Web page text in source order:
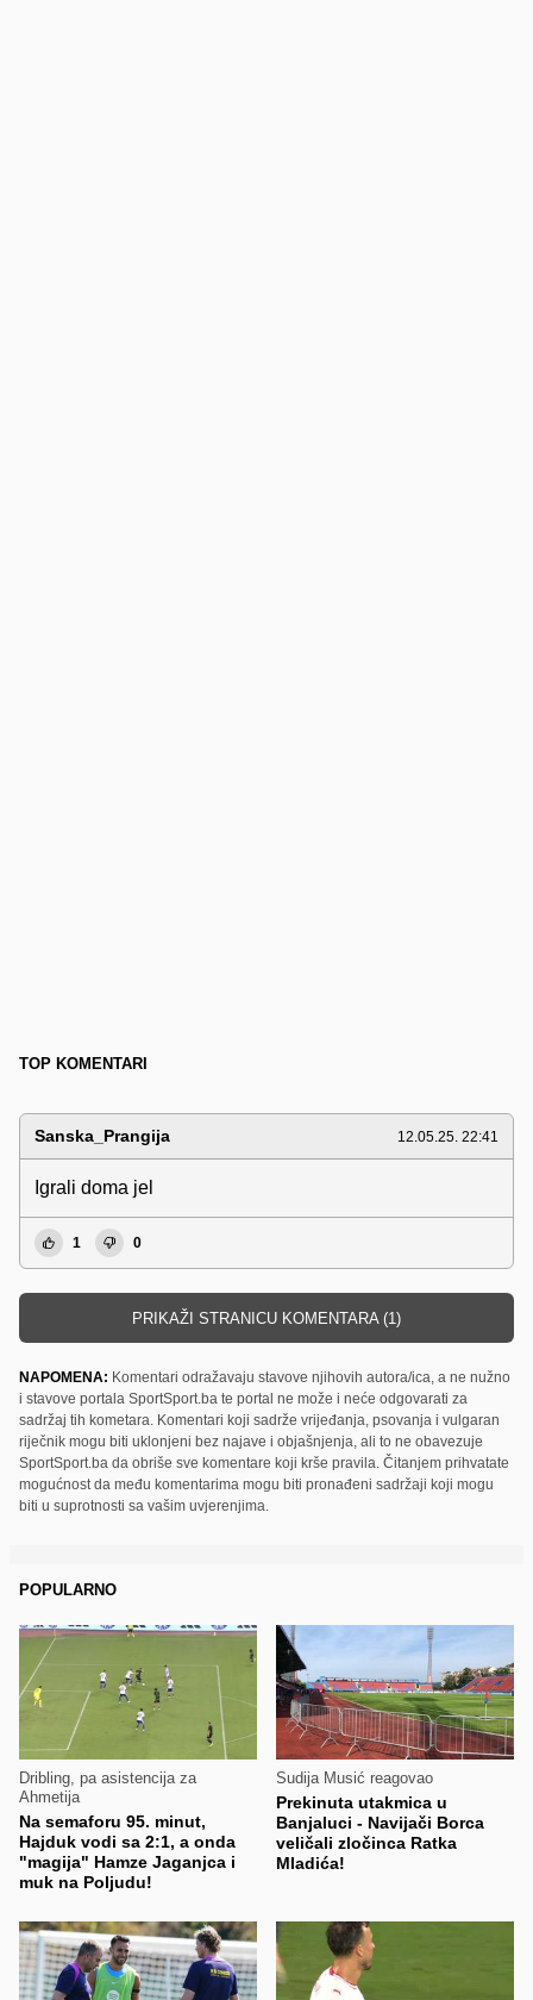
TOP KOMENTARI
Sanska_Prangija 12.05.25. 22:41
Igrali doma jel
1 0
PRIKAŽI STRANICU KOMENTARA (1)
NAPOMENA: Komentari odražavaju stavove njihovih autora/ica, a ne nužno
i stavove portala SportSport.ba te portal ne može i neće odgovarati za
sadržaj tih kometara. Komentari koji sadrže vrijeđanja, psovanja i vulgaran
riječnik mogu biti uklonjeni bez najave i objašnjenja, ali to ne obavezuje
SportSport.ba da obriše sve komentare koji krše pravila. Čitanjem prihvatate
mogućnost da među komentarima mogu biti pronađeni sadržaji koji mogu
biti u suprotnosti sa vašim uvjerenjima.
POPULARNO
Dribling, pa asistencija za
Ahmetija
Na semaforu 95. minut,
Hajduk vodi sa 2:1, a onda
"magija" Hamze Jaganjca i
muk na Poljudu!
Sudija Musić reagovao
Prekinuta utakmica u
Banjaluci - Navijači Borca
veličali zločinca Ratka
Mladića!